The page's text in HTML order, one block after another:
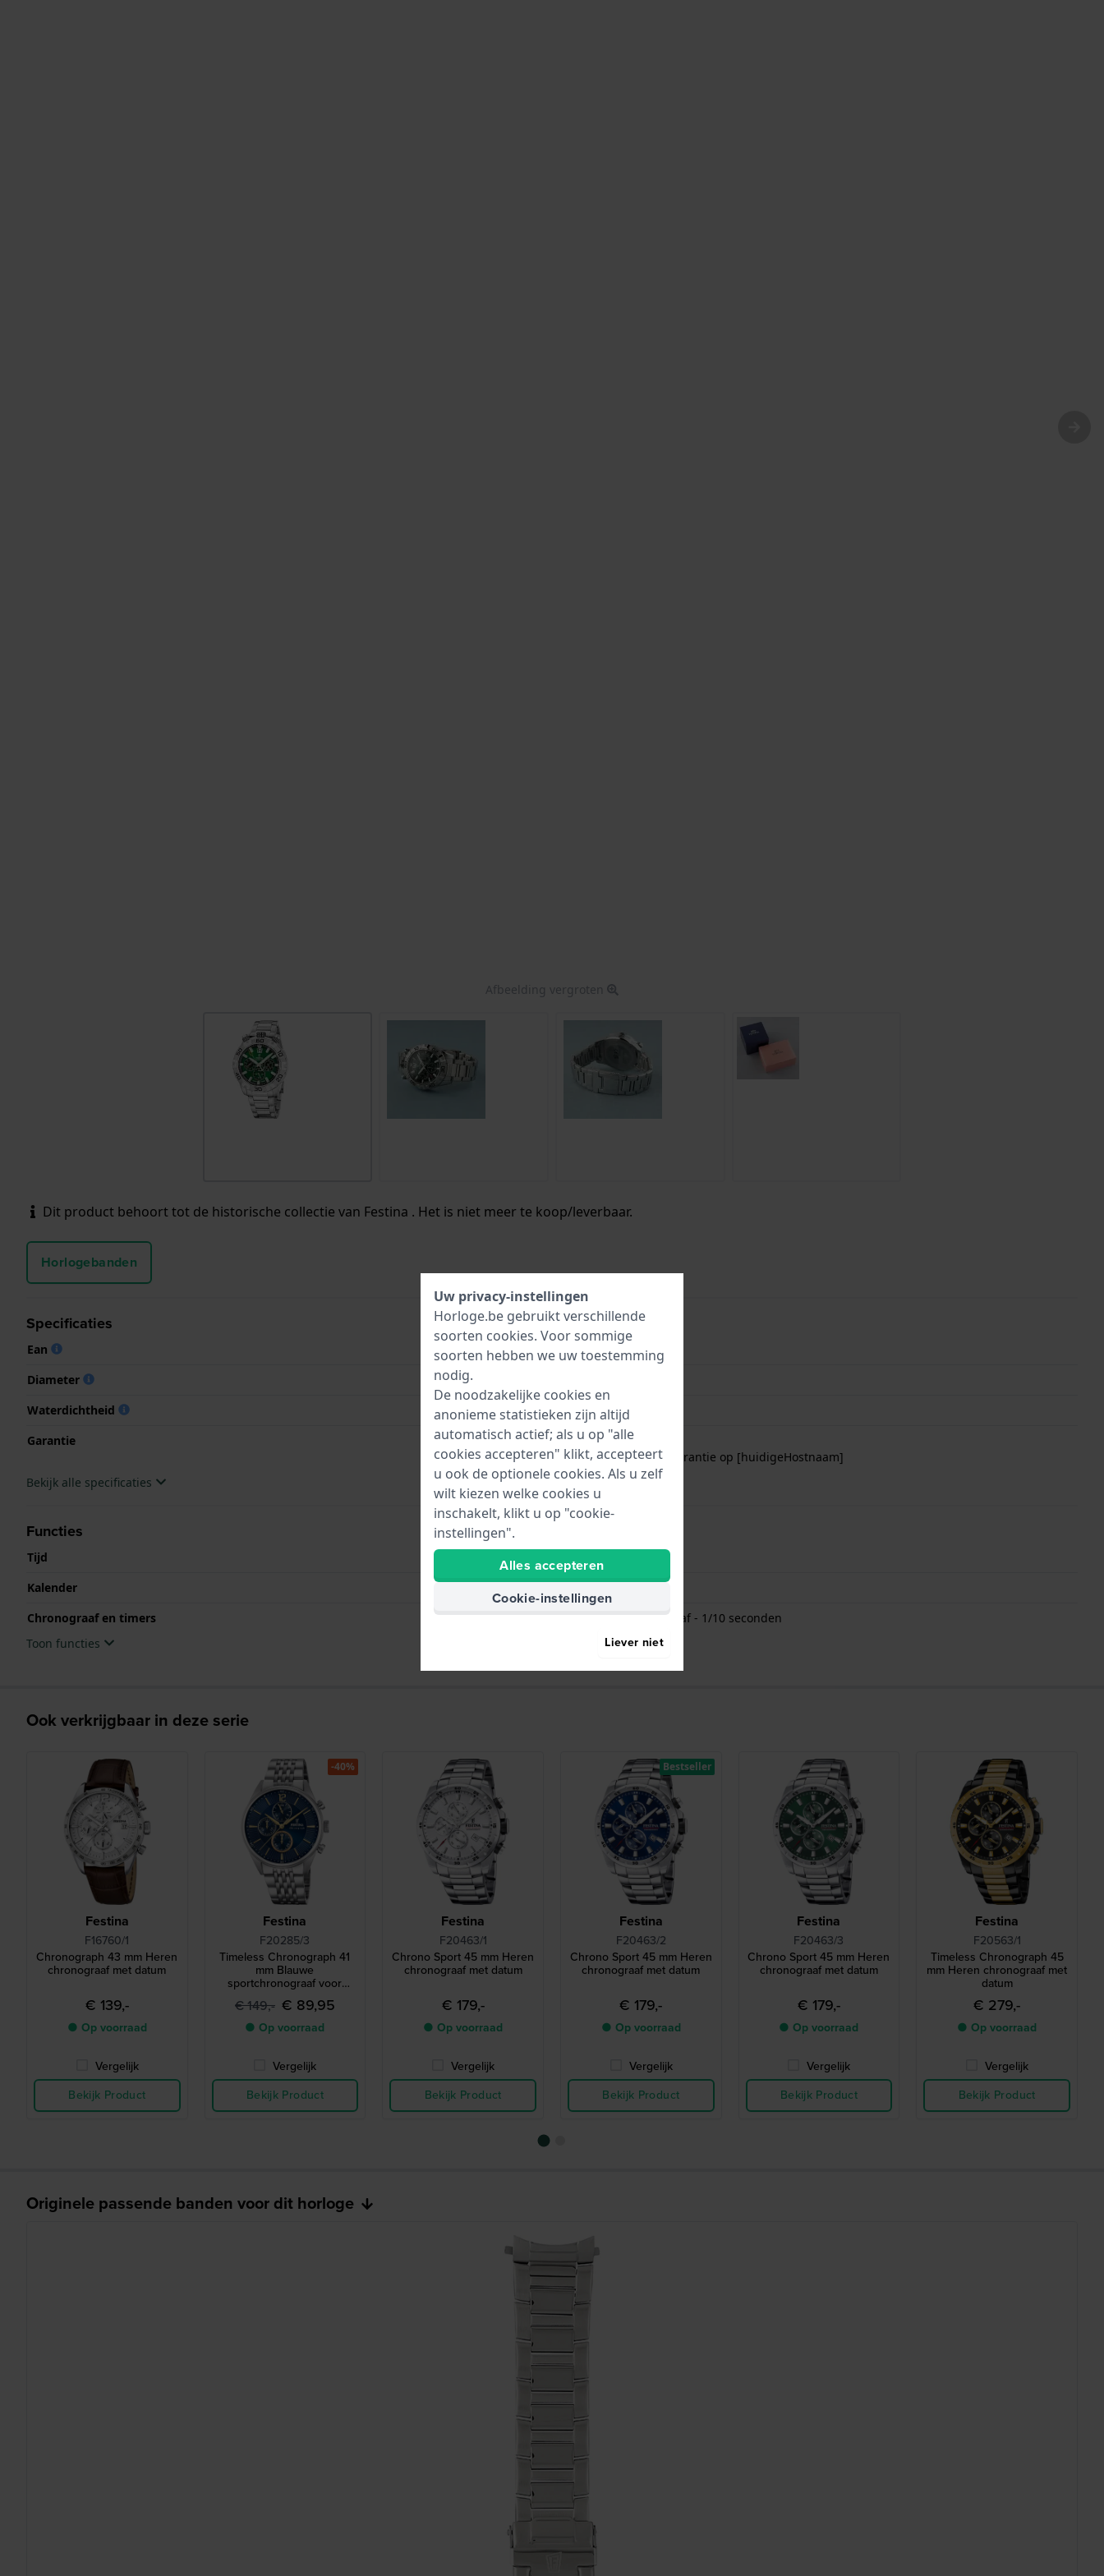
Afbeelding vergroten
Dit product behoort tot de historische collectie van Festina . Het is niet meer te koop/leverbaar.
Horlogebanden
Specificaties
Ean
8430622856228
Diameter
Waterdichtheid
10 Bar (zwemmen)
Garantie
2 jaar garantie
Gratis1 jaar extra garantie op [huidigeHostnaam]
Bekijk alle specificaties
Functies
Tijd
Uren - Analoge wijzer
Kalender
Datum - Venster
Chronograaf en timers
Stopwatch / Chronograaf - 1/10 seconden
Toon functies
Ook verkrijgbaar in deze serie
Festina
F16760/1
Chronograph 43 mm Heren
chronograaf met datum
€ 139,-
● Op voorraad
Vergelijk
Bekijk Product
Festina
F20285/3
Timeless Chronograph 41
mm Blauwe
sportchronograaf voor
heren
€ 149,- € 89,95
● Op voorraad
Vergelijk
Bekijk Product
-40%
Festina
F20463/1
Chrono Sport 45 mm Heren
chronograaf met datum
€ 179,-
● Op voorraad
Vergelijk
Bekijk Product
Festina
F20463/2
Chrono Sport 45 mm Heren
chronograaf met datum
€ 179,-
● Op voorraad
Vergelijk
Bekijk Product
Bestseller
Festina
F20463/3
Chrono Sport 45 mm Heren
chronograaf met datum
€ 179,-
● Op voorraad
Vergelijk
Bekijk Product
Festina
F20563/1
Timeless Chronograph 45
mm Heren chronograaf met
datum
€ 279,-
● Op voorraad
Vergelijk
Bekijk Product
Originele passende banden voor dit horloge
Uw privacy-instellingen
Horloge.be gebruikt verschillende
soorten cookies. Voor sommige
soorten hebben we uw toestemming
nodig.
De noodzakelijke cookies en
anonieme statistieken zijn altijd
automatisch actief; als u op "alle
cookies accepteren" klikt, accepteert
u ook de optionele cookies. Als u zelf
wilt kiezen welke cookies u
inschakelt, klikt u op "cookie-
instellingen".
Alles accepteren
Cookie-instellingen
Liever niet